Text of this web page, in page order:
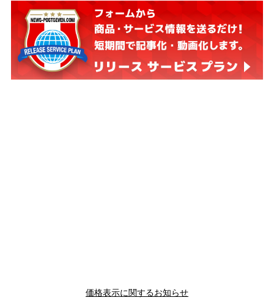
価格表示に関するお知らせ